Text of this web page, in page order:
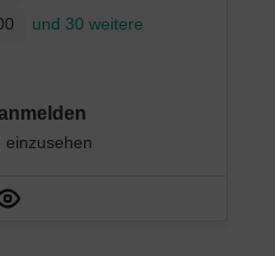
und 30 weitere
einzusehen